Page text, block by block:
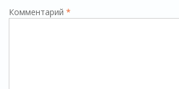
Комментарий *